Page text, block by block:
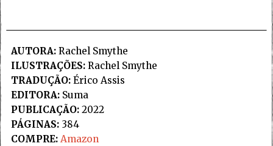
AUTORA:Rachel Smythe
ILUSTRAÇÕES:Rachel Smythe
TRADUÇÃO:Érico Assis
EDITORA:Suma
PUBLICAÇÃO:2022
PÁGINAS:384
COMPRE: Amazon